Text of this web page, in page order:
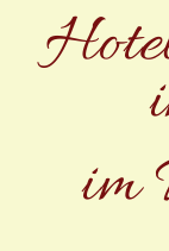
im